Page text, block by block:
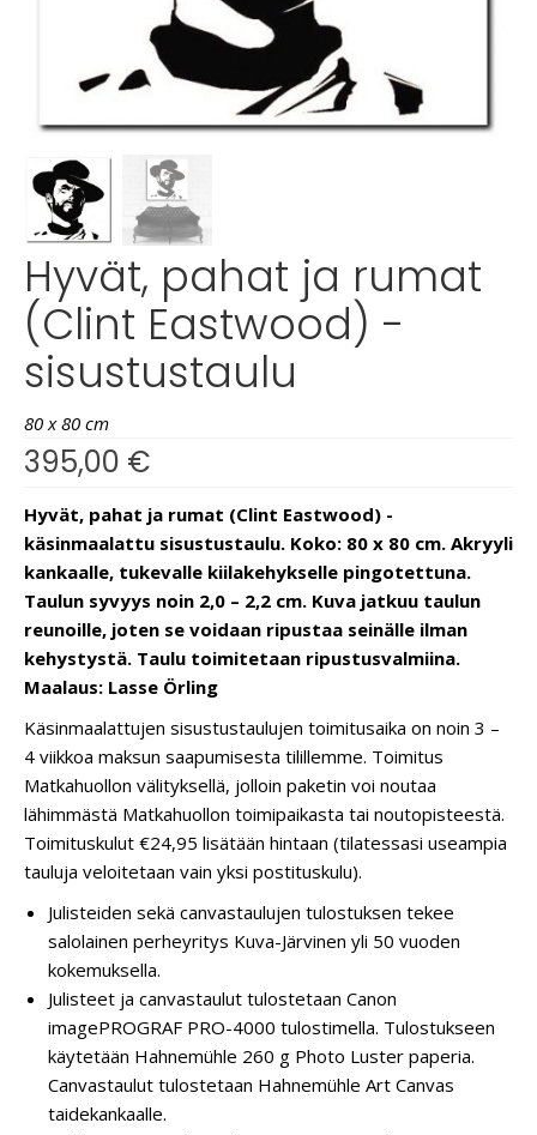
Hyvät, pahat ja rumat
(Clint Eastwood) -
sisustustaulu
80 x 80 cm
395,00 €
Hyvät, pahat ja rumat (Clint Eastwood) -
käsinmaalattu sisustustaulu. Koko: 80 x 80 cm. Akryyli
kankaalle, tukevalle kiilakehykselle pingotettuna.
Taulun syvyys noin 2,0 – 2,2 cm. Kuva jatkuu taulun
reunoille, joten se voidaan ripustaa seinälle ilman
kehystystä. Taulu toimitetaan ripustusvalmiina.
Maalaus: Lasse Örling
Käsinmaalattujen sisustustaulujen toimitusaika on noin 3 –
4 viikkoa maksun saapumisesta tilillemme. Toimitus
Matkahuollon välityksellä, jolloin paketin voi noutaa
lähimmästä Matkahuollon toimipaikasta tai noutopisteestä.
Toimituskulut €24,95 lisätään hintaan (tilatessasi useampia
tauluja veloitetaan vain yksi postituskulu).
Julisteiden sekä canvastaulujen tulostuksen tekee
salolainen perheyritys Kuva-Järvinen yli 50 vuoden
kokemuksella.
Julisteet ja canvastaulut tulostetaan Canon
imagePROGRAF PRO-4000 tulostimella. Tulostukseen
käytetään Hahnemühle 260 g Photo Luster paperia.
Canvastaulut tulostetaan Hahnemühle Art Canvas
taidekankaalle.